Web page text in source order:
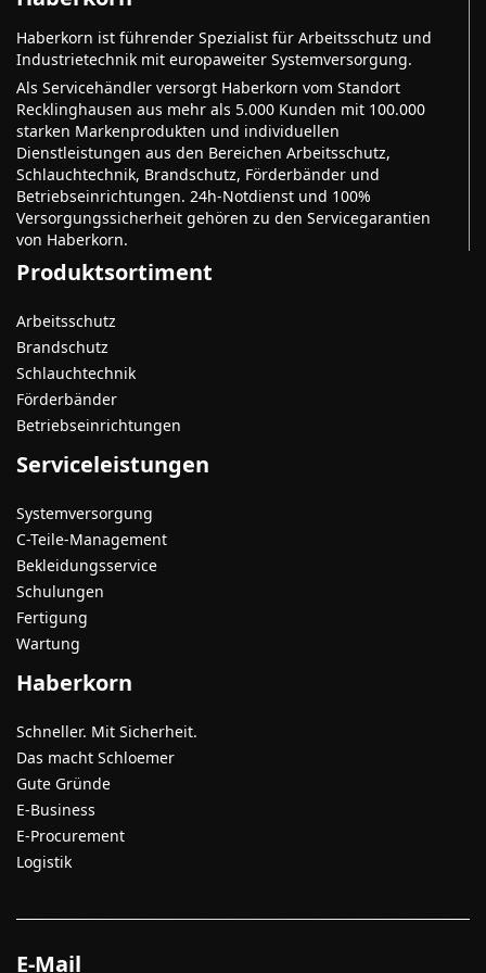
Haberkorn ist führender Spezialist für Arbeitsschutz und
Industrietechnik mit europaweiter Systemversorgung.
Als Servicehändler versorgt Haberkorn vom Standort
Recklinghausen aus mehr als 5.000 Kunden mit 100.000
starken Markenprodukten und individuellen
Dienstleistungen aus den Bereichen Arbeitsschutz,
Schlauchtechnik, Brandschutz, Förderbänder und
Betriebseinrichtungen. 24h-Notdienst und 100%
Versorgungssicherheit gehören zu den Servicegarantien
von Haberkorn.
Produktsortiment
Arbeitsschutz
Brandschutz
Schlauchtechnik
Förderbänder
Betriebseinrichtungen
Serviceleistungen
Systemversorgung
C-Teile-Management
Bekleidungsservice
Schulungen
Fertigung
Wartung
Haberkorn
Schneller. Mit Sicherheit.
Das macht Schloemer
Gute Gründe
E-Business
E-Procurement
Logistik
E-Mail